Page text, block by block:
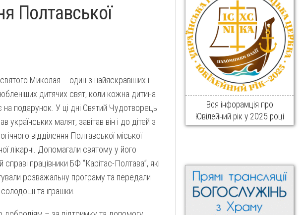
Полтавської
Миколая – один з найяскравіших і
дитячих свят, коли кожна дитина
на подарунок. У ці дні Святий Чудотворець
українських малят, завітав він і до дітей з
відділення Полтавської міської
лікарні. Допомагали святому у його
справі працівники БФ “Карітас-Полтава”, які
розважальну програму та передали
та іграшки.
Вся інфорамція про
Ювілейний рік у 2025 році